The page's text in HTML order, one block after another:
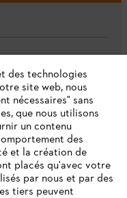
des technologies
site web, nous
nécessaires" sans
que nous utilisons
un contenu
des
et la création de
placés qu'avec votre
par nous et par des
tiers peuvent